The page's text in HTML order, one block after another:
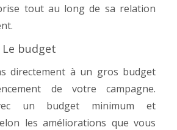
tout au long de sa relation
Le budget
directement à un gros budget
de votre campagne.
un budget minimum et
les améliorations que vous